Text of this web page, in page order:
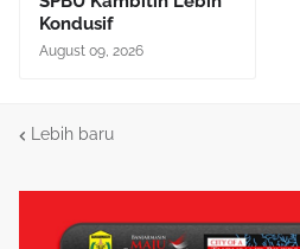
Kondusif
August 09, 2026
Lebih baru